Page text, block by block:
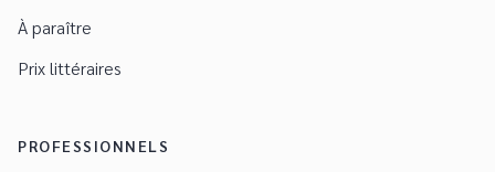
À paraître
Prix littéraires
PROFESSIONNELS